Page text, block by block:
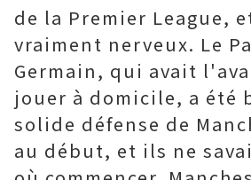
de la Premier League,
vraiment nerveux. Le
Germain, qui avait
jouer à domicile, a été
solide défense de
au début, et ils ne